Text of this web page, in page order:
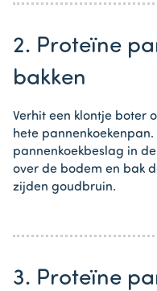
2. Proteïne
bakken
Verhit een klontje boter
hete pannenkoekenpan.
pannenkoekbeslag in
over de bodem en bak
zijden goudbruin.
3. Proteïne